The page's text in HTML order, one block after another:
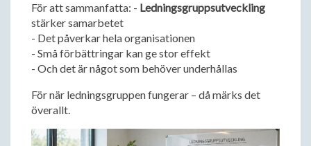
För att sammanfatta: - Ledningsgruppsutveckling
stärker samarbetet
- Det påverkar hela organisationen
- Små förbättringar kan ge stor effekt
- Och det är något som behöver underhållas
För när ledningsgruppen fungerar – då märks det
överallt.